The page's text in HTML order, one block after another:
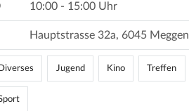
10:00 - 15:00 Uhr
Hauptstrasse 32a, 6045 Meggen
Diverses Jugend Kino Treffen